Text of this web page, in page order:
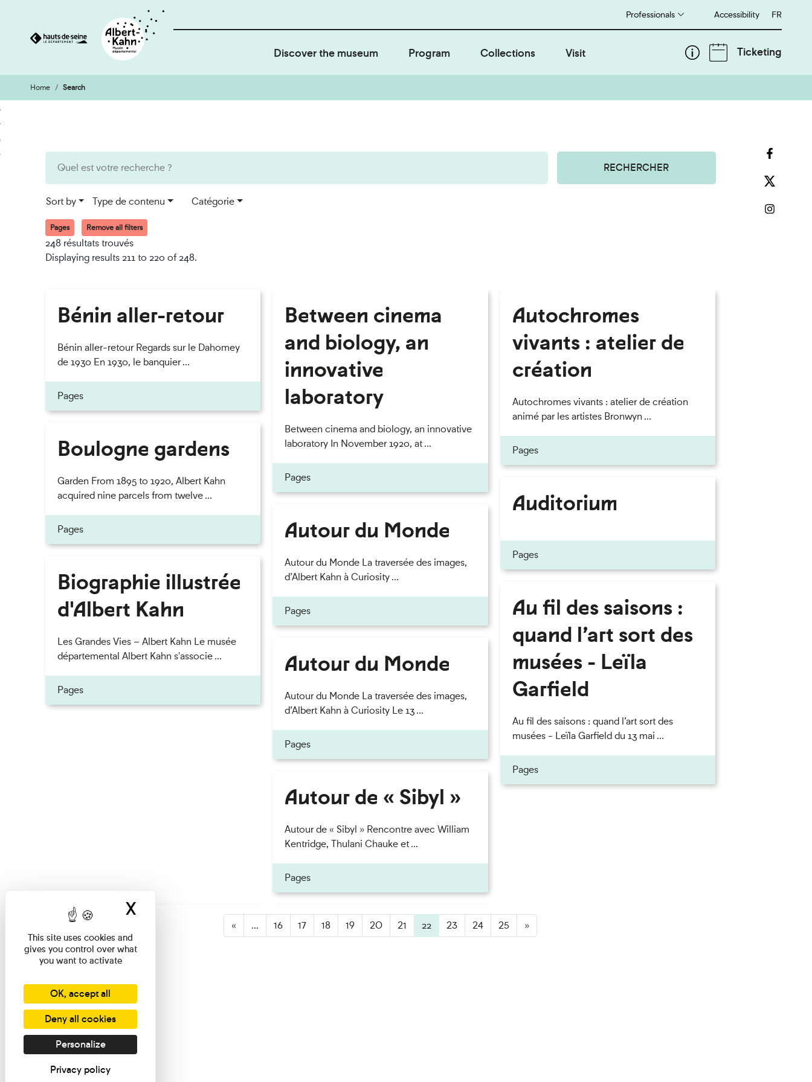
Go
to
content
Go
to
search
engine
Professionals Accessibility Français
FR
Discover the museum Program Collections Visit Ticketing
Home Search
RECHERCHER
Sort by Type de contenu Catégorie
Pages Remove all filters
248 résultats trouvés
Displaying results 211 to 220 of 248.
Bénin aller-retour
Bénin aller-retour Regards sur le Dahomey
de 1930 En 1930, le banquier ...
Pages
Boulogne gardens
Garden From 1895 to 1920, Albert Kahn
acquired nine parcels from twelve ...
Pages
Biographie illustrée
d'Albert Kahn
Les Grandes Vies – Albert Kahn Le musée
départemental Albert Kahn s'associe ...
Pages
Between cinema
and biology, an
innovative
laboratory
Between cinema and biology, an innovative
laboratory In November 1920, at ...
Pages
Autour du Monde
Autour du Monde La traversée des images,
d’Albert Kahn à Curiosity ...
Pages
Autour du Monde
Autour du Monde La traversée des images,
d’Albert Kahn à Curiosity Le 13 ...
Pages
Autour de « Sibyl »
Autour de « Sibyl » Rencontre avec William
Kentridge, Thulani Chauke et ...
Pages
Autochromes
vivants : atelier de
création
Autochromes vivants : atelier de création
animé par les artistes Bronwyn ...
Pages
Auditorium
Pages
Au fil des saisons :
quand l’art sort des
musées - Leïla
Garfield
Au fil des saisons : quand l’art sort des
musées - Leïla Garfield du 13 mai ...
Pages
« ... 16 17 18 19 20 21 22 (active)
23 24 25 »
Cookies management panel
This site uses cookies and
gives you control over what
you want to activate
OK, accept all
Deny all cookies
Personalize
Privacy policy
X Hide cookie banner